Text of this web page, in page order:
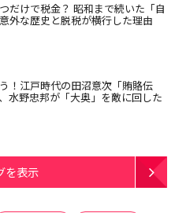
だけで税金？ 昭和まで続いた「自
外な歴史と脱税が横行した理由
！江戸時代の田沼意次「賄賂伝
水野忠邦が「大奥」を敵に回した
を表示